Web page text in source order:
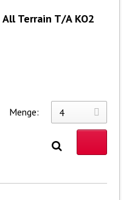
Terrain T/A KO2
Menge: